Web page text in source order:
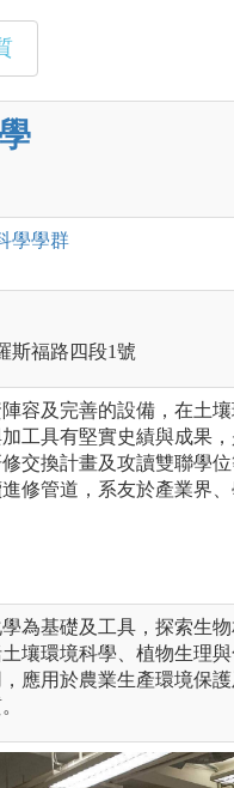
學學群
斯福路四段1號
容及完善的設備，在土
工具有堅實史績與成果
交換計畫及攻讀雙聯學
修管道，系友於產業界
為基礎及工具，探索生
壤環境科學、植物生理
應用於農業生產環境保